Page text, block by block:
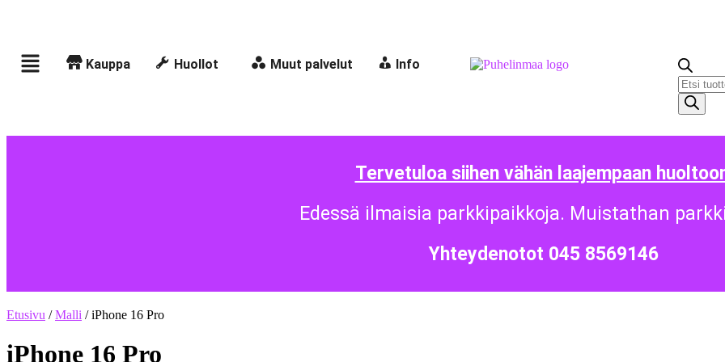
Kauppa Huollot Muut palvelut Info
Tervetuloa siihen vähän laajempaan
Edessä ilmaisia parkkipaikkoja. Muistathan
Yhteydenotot 045 8569146
Etusivu /Malli / iPhone 16 Pro
iPhone 16 Pro